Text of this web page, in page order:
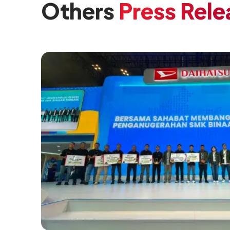
Others Press